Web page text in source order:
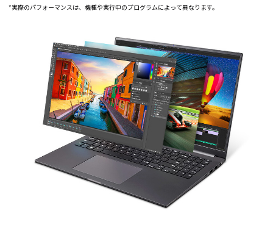
*実際のパフォーマンスは、機種や実行中のプログラムによって異なります。